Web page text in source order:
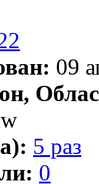
09
5 раз
0